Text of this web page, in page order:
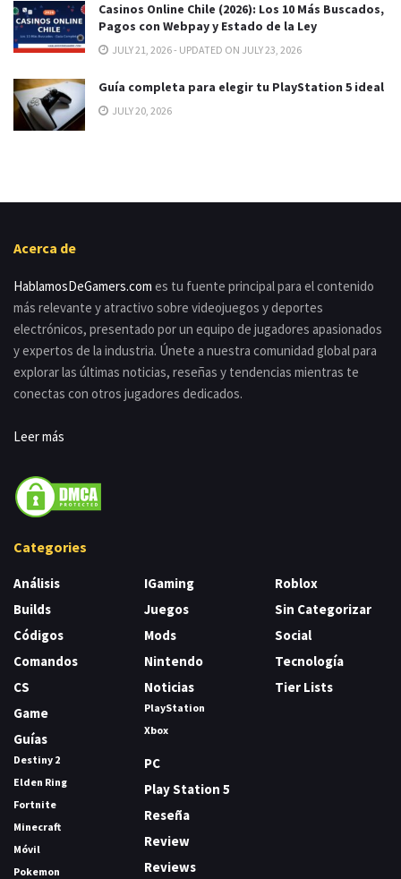
Casinos Online Chile (2026): Los 10 Más Buscados,
Pagos con Webpay y Estado de la Ley
JULY 21, 2026 - UPDATED ON JULY 23, 2026
Guía completa para elegir tu PlayStation 5 ideal
JULY 20, 2026
Acerca de
HablamosDeGamers.com es tu fuente principal para el contenido
más relevante y atractivo sobre videojuegos y deportes
electrónicos, presentado por un equipo de jugadores apasionados
y expertos de la industria. Únete a nuestra comunidad global para
explorar las últimas noticias, reseñas y tendencias mientras te
conectas con otros jugadores dedicados.
Leer más
Categories
Análisis
Builds
Códigos
Comandos
CS
Game
Guías
Destiny 2
Elden Ring
Fortnite
Minecraft
Móvil
Pokemon
IGaming
Juegos
Mods
Nintendo
Noticias
PlayStation
Xbox
PC
Play Station 5
Reseña
Review
Reviews
Roblox
Sin Categorizar
Social
Tecnología
Tier Lists